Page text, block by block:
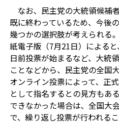
なお、民主党の大統領候補
既に終わっているため、今後
幾つかの選択肢が考えられる
紙電子版（7月21日）による
日前投票が始まるなど、大統
ことなどから、民主党の全国
オンライン投票によって、正
として指名するとの見方もあ
できなかった場合は、全国大
で、繰り返し投票が行われるこ